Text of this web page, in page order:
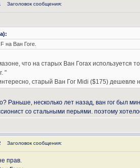
Заголовок сообщения:
на Ван Гоге.
что на старых Ван Гогах используется
"
старый Ван Гог Midi ($175) дешевле
Раньше, несколько лет назад, ван гог был
со стальными перьями. поэтому
Заголовок сообщения:
прав.